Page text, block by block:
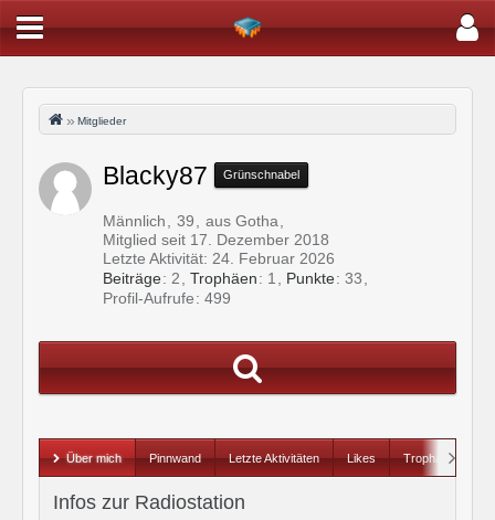
Mitglieder
Blacky87 Grünschnabel
Männlich 39
aus Gotha
Mitglied seit 17. Dezember 2018
Letzte Aktivität: 24. Februar 2026
Beiträge 2 Trophäen 1 Punkte 33
Profil-Aufrufe
499
Über mich Pinnwand Letzte Aktivitäten Likes Trophäen
Infos zur Radiostation